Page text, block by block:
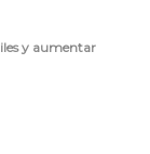
y aumentar